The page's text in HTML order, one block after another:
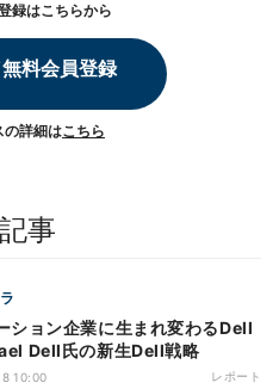
録はこちらから
料会員登録
の詳細はこちら
事
ション企業に生まれ変わるDell
Dell氏の新生Dell戦略
10:00 レポート